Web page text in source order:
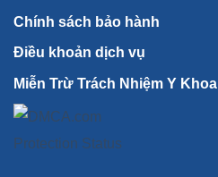
Chính sách bảo hành
Điều khoản dịch vụ
Miễn Trừ Trách Nhiệm Y Khoa